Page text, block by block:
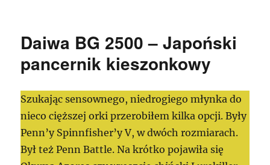
korba
Power
do
Daiwa’y
BG
–
warto?
Daiwa BG 2500 – Japoński
pancernik kieszonkowy
Szukając sensownego, niedrogiego młynka do
nieco cięższej orki przerobiłem kilka opcji. Były
Penn’y Spinnfisher’y V, w dwóch rozmiarach.
Był też Penn Battle. Na krótko pojawiła się